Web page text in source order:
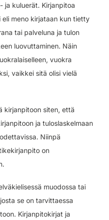
ja kuluerät. Kirjanpitoa
meno kirjataan kun tietty
tai palveluna ja tulon
luovuttaminen. Näin
vuokra
vaikkei sitä olisi vielä
kirjanpitoon siten, että
ja tuloslaskelmaan
Niinpä
on
muodossa tai
se on tarvittaessa
Kirjanpitokirjat ja